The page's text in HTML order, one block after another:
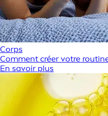
Corps
Comment créer votre
En savoir plus